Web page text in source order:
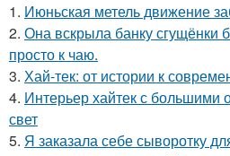
1. Июньская метель движение
2. Она вскрыла банку сгущёнки
просто к чаю.
3. Хай-тек: от истории к
4. Интерьер хайтек с большими
свет
5. Я заказала себе сыворотку